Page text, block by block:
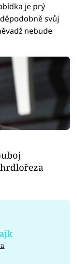
je prý
svůj
nebude